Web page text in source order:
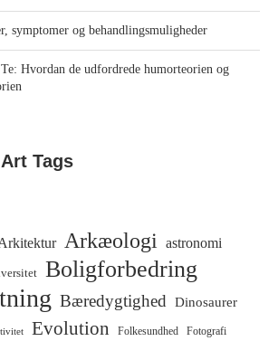
symptomer og behandlingsmuligheder
Hvordan de udfordrede humorteorien og
Tags
Arkæologi astronomi
Boligforbedring
Bæredygtighed Dinosaurer
Evolution Folkesundhed Fotografi